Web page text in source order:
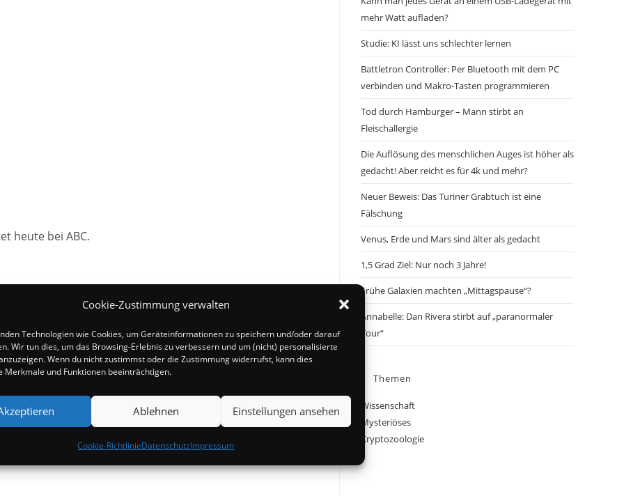
Cookie-Zustimmung verwalten
Technologien wie Cookies, um Geräteinformationen zu speichern und/oder darauf
Wir tun dies, um das Browsing-Erlebnis zu verbessern und um (nicht) personalisierte
Wenn du nicht zustimmst oder die Zustimmung widerrufst, kann dies
Merkmale und Funktionen beeinträchtigen.
Ablehnen Einstellungen ansehen
Cookie-RichtlinieDatenschutzImpressum
heute bei ABC.
mehr Watt aufladen?
Studie: KI lässt uns schlechter lernen
Battletron Controller: Per Bluetooth mit dem PC
verbinden und Makro-Tasten programmieren
Tod durch Hamburger – Mann stirbt an
Fleischallergie
Die Auflösung des menschlichen Auges ist höher als
gedacht! Aber reicht es für 4k und mehr?
Neuer Beweis: Das Turiner Grabtuch ist eine
Fälschung
Venus, Erde und Mars sind älter als gedacht
1,5 Grad Ziel: Nur noch 3 Jahre!
Frühe Galaxien machten „Mittagspause“?
Annabelle: Dan Rivera stirbt auf „paranormaler
Tour“
Themen
Wissenschaft
Mysteriöses
Kryptozoologie